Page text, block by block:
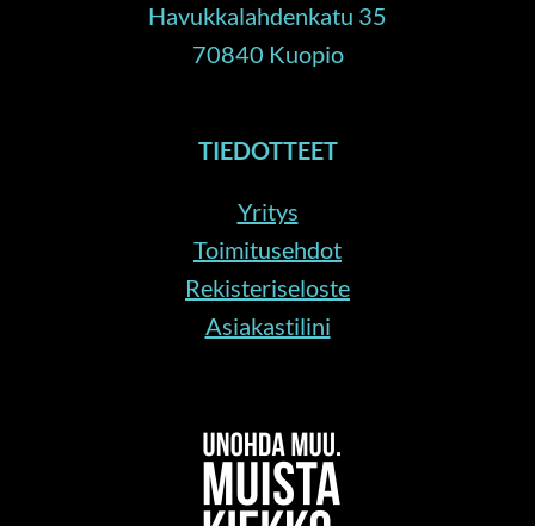
Havukkalahdenkatu 35
70840 Kuopio
TIEDOTTEET
Yritys
Toimitusehdot
Rekisteriseloste
Asiakastilini